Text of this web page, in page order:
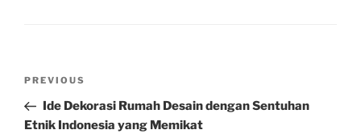
Previous
Post
PREVIOUS
Ide Dekorasi Rumah Desain dengan Sentuhan
Etnik Indonesia yang Memikat